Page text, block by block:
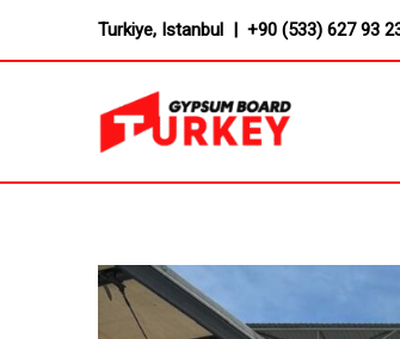
Turkiye, Istanbul | +90 (533) 627 93